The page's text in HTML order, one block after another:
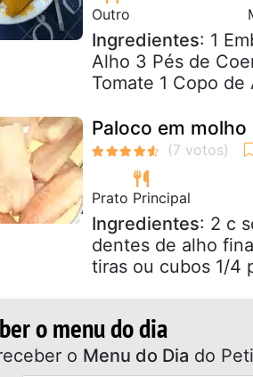
Outro
Ingredientes: 1
Alho 3 Pés de
Tomate 1 Copo
Paloco em
Prato Principal
Ingredientes: 2 c
dentes de alho
tiras ou cubos 1/4
o menu do dia
Para receber o Menu do Dia do